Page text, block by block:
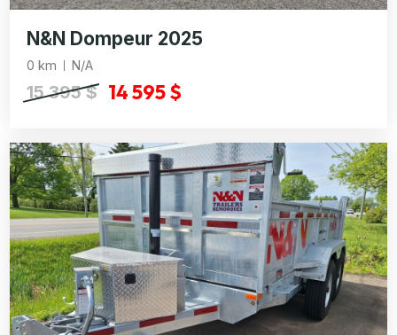
N&N Dompeur 2025
0 km N/A
15 395 $ 14 595 $